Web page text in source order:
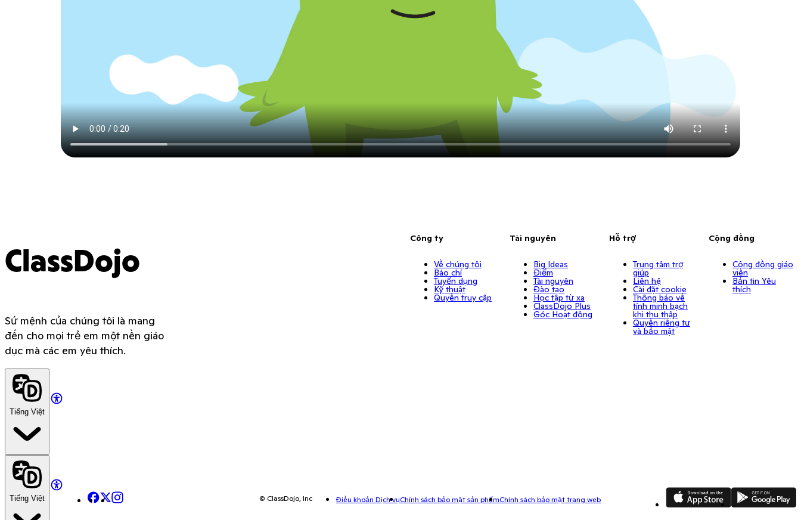
ClassDojo
Sứ mệnh của chúng tôi là mang
đến cho mọi trẻ em một nền giáo
dục mà các em yêu thích.
Tiếng Việt
Công ty
Về chúng tôi
Báo chí
Tuyển dụng
Kỹ thuật
Quyền truy cập
Tài nguyên
Big Ideas
Điểm
Tài nguyên
Đào tạo
Học tập từ xa
ClassDojo Plus
Góc Hoạt động
Hỗ trợ
Trung tâm trợ
giúp
Liên hệ
Cài đặt cookie
Thông báo về
tính minh bạch
khi thu thập
Quyền riêng tư
và bảo mật
Cộng đồng
Cộng đồng giáo
viên
Bản tin Yêu
thích
Tiếng Việt Facebook
X Instagram © ClassDojo, Inc Điều khoản Dịch vụChính sách bảo mật sản phẩmChính sách bảo mật trang web
App Store Google Play